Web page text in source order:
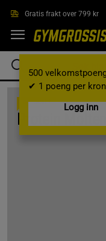
Gratis frakt over 799 kr
500
✔ 1 poeng per
Logg inn
OPPSKRIFT